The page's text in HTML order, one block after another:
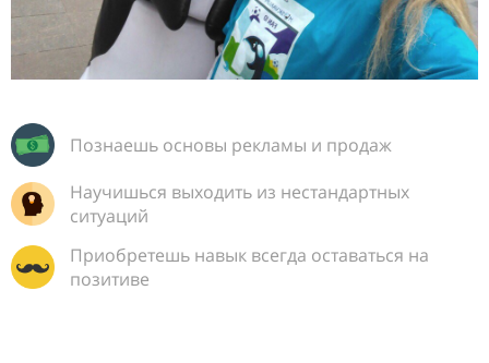
Познаешь основы рекламы и продаж
Научишься выходить из нестандартных
ситуаций
Приобретешь навык всегда оставаться на
позитиве